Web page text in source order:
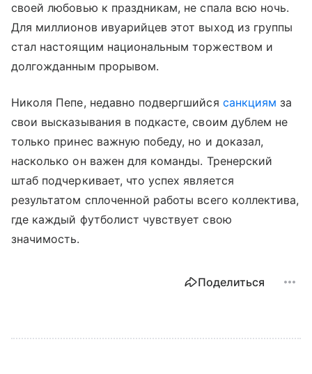
своей любовью к праздникам, не спала всю ночь.
Для миллионов ивуарийцев этот выход из группы
стал настоящим национальным торжеством и
долгожданным прорывом.
Николя Пепе, недавно подвергшийся санкциям за
свои высказывания в подкасте, своим дублем не
только принес важную победу, но и доказал,
насколько он важен для команды. Тренерский
штаб подчеркивает, что успех является
результатом сплоченной работы всего коллектива,
где каждый футболист чувствует свою
значимость.
Поделиться